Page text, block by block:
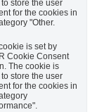
store the user
for the cookies in
"Other.
is set by
Cookie Consent
The cookie is
store the user
for the cookies in